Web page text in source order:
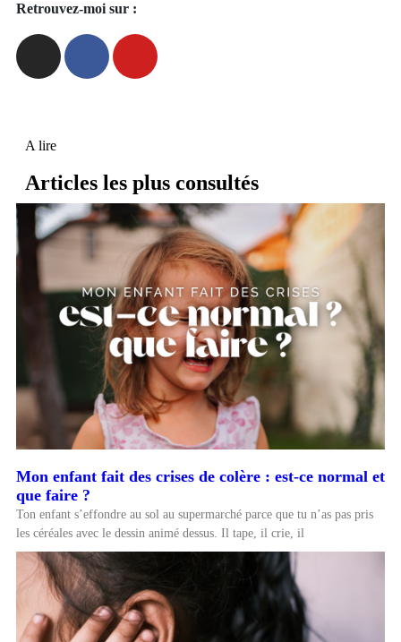
Retrouvez-moi sur :
A lire
Articles les plus consultés
Mon enfant fait des crises de colère : est-ce normal et
que faire ?
Ton enfant s’effondre au sol au supermarché parce que tu n’as pas pris
les céréales avec le dessin animé dessus. Il tape, il crie, il